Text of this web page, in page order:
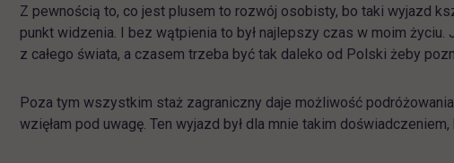
Z pewnością to, co jest plusem to rozwój osobisty, bo taki wyjazd
punkt widzenia. I bez wątpienia to był najlepszy czas w moim
z całego świata, a czasem trzeba być tak daleko od Polski żeby
Poza tym wszystkim staż zagraniczny daje możliwość
wzięłam pod uwagę. Ten wyjazd był dla mnie takim